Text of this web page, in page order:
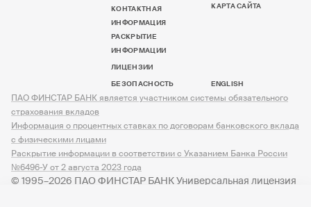
КОНТАКТНАЯ
ИНФОРМАЦИЯ
РАСКРЫТИЕ
ИНФОРМАЦИИ
ЛИЦЕНЗИИ
БЕЗОПАСНОСТЬ
КАРТА САЙТА
ENGLISH
© 1995–2026 ПАО ФИНСТАР БАНК Универсальная лицензия
ПАО ФИНСТАР БАНК является участником системы обязательного
страхования вкладов
Информация о процентных ставках по договорам банковского вклада
с физическими лицами
Раскрытие информации в соответствии с Указанием Банка России
№6496-У от 2 августа 2023 года